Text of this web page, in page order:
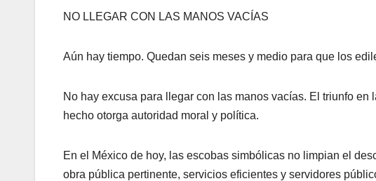
NO LLEGAR CON LAS MANOS VACÍAS
Aún hay tiempo. Quedan seis meses y medio para que los
No hay excusa para llegar con las manos vacías. El triunfo
hecho otorga autoridad moral y política.
En el México de hoy, las escobas simbólicas no limpian el
obra pública pertinente, servicios eficientes y servidores